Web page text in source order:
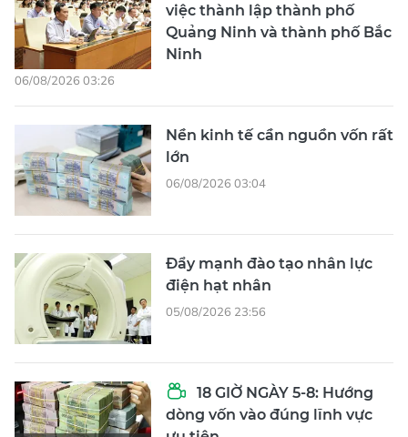
việc thành lập thành phố
Quảng Ninh và thành phố Bắc
Ninh
06/08/2026 03:26
Nền kinh tế cần nguồn vốn rất
lớn
06/08/2026 03:04
Đẩy mạnh đào tạo nhân lực
điện hạt nhân
05/08/2026 23:56
18 GIỜ NGÀY 5-8: Hướng
dòng vốn vào đúng lĩnh vực